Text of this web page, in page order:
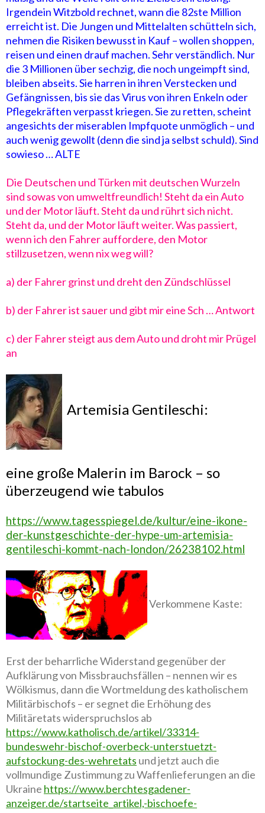
Irgendein Witzbold rechnet, wann die 82ste Million
erreicht ist. Die Jungen und Mittelalten schütteln sich,
nehmen die Risiken bewusst in Kauf – wollen shoppen,
reisen und einen drauf machen. Sehr verständlich. Nur
die 3 Millionen über sechzig, die noch ungeimpft sind,
bleiben abseits. Sie harren in ihren Verstecken und
Gefängnissen, bis sie das Virus von ihren Enkeln oder
Pflegekräften verpasst kriegen. Sie zu retten, scheint
angesichts der miserablen Impfquote unmöglich – und
auch wenig gewollt (denn die sind ja selbst schuld). Sind
sowieso … ALTE
Die Deutschen und Türken mit deutschen Wurzeln
sind sowas von umweltfreundlich! Steht da ein Auto
und der Motor läuft. Steht da und rührt sich nicht.
Steht da, und der Motor läuft weiter. Was passiert,
wenn ich den Fahrer auffordere, den Motor
stillzusetzen, wenn nix weg will?
a) der Fahrer grinst und dreht den Zündschlüssel
b) der Fahrer ist sauer und gibt mir eine Sch … Antwort
c) der Fahrer steigt aus dem Auto und droht mir Prügel
an
Artemisia Gentileschi:
eine große Malerin im Barock – so
überzeugend wie tabulos
https://www.tagesspiegel.de/kultur/eine-ikone-
der-kunstgeschichte-der-hype-um-artemisia-
gentileschi-kommt-nach-london/26238102.html
Verkommene Kaste:
Erst der beharrliche Widerstand gegenüber der
Aufklärung von Missbrauchsfällen – nennen wir es
Wölkismus, dann die Wortmeldung des katholischem
Militärbischofs – er segnet die Erhöhung des
Militäretats widerspruchslos ab
https://www.katholisch.de/artikel/33314-
bundeswehr-bischof-overbeck-unterstuetzt-
aufstockung-des-wehretats und jetzt auch die
vollmundige Zustimmung zu Waffenlieferungen an die
Ukraine https://www.berchtesgadener-
anzeiger.de/startseite_artikel,-bischoefe-